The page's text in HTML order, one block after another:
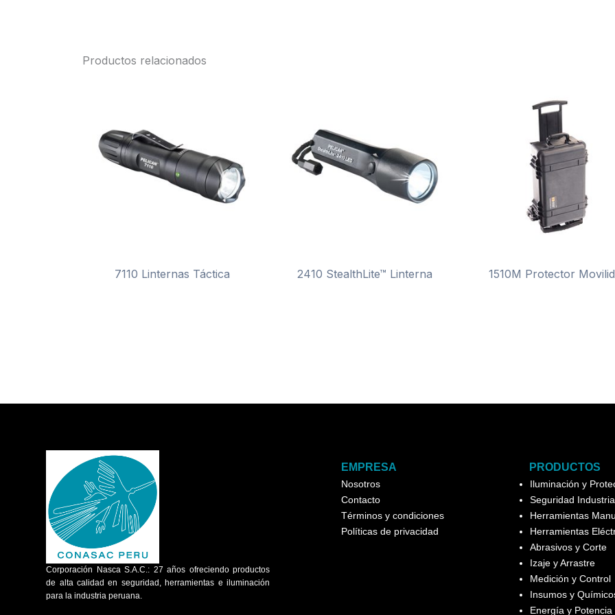
Productos relacionados
7110 Linternas Táctica 2410 StealthLite™ Linterna 1510M Protector
Corporación Nasca S.A.C.: 27 años ofreciendo productos
de alta calidad en seguridad, herramientas e iluminación
para la industria peruana.
EMPRESA
Nosotros
Contacto
Términos y condiciones
Políticas de privacidad
PRODUCTOS
Iluminación y
Seguridad
Herramientas
Herramientas
Abrasivos y Corte
Izaje y Arrastre
Medición y Control
Insumos y
Energía y Potencia